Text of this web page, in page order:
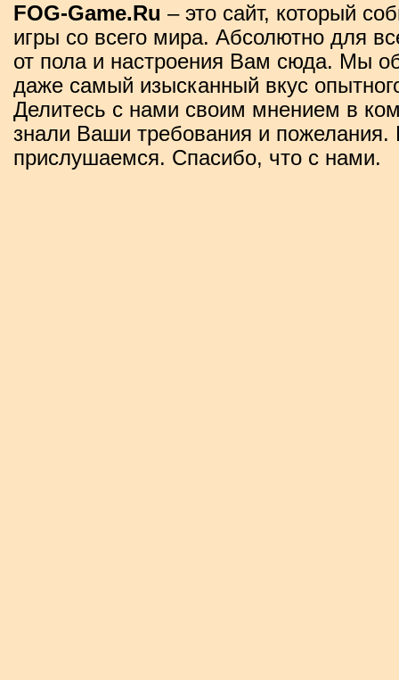
FOG-Game.Ru – это сайт, который
игры со всего мира. Абсолютно для
от пола и настроения Вам сюда. Мы
даже самый изысканный вкус
Делитесь с нами своим мнением в
знали Ваши требования и
прислушаемся. Спасибо, что с нами.